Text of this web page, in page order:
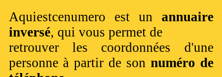
Aquiestcenumero est un annuaire
inversé, qui vous permet de
retrouver les coordonnées d'une
personne à partir de son numéro de